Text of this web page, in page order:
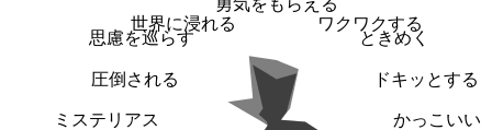
ワクワクする
ときめく
ドキッとする
かっこいい
ミステリアス
圧倒される
思慮を巡らす
世界に浸れる